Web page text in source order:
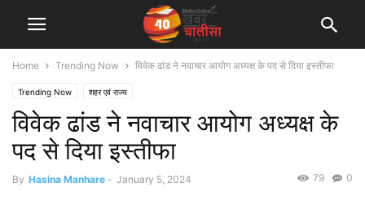
Home Trending Now विवेक ढांड ने नवाचार आयोग अध्यक्ष के पद से दिया इस्तीफा
Trending Now शहर एवं राज्य
विवेक ढांड ने नवाचार आयोग अध्यक्ष के
पद से दिया इस्तीफा
By Hasina Manhare - January 5, 2024 0
79